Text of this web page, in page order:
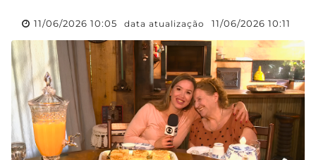
11/06/2026 10:05 data atualização 11/06/2026 10:11